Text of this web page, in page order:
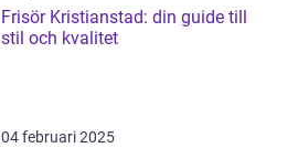
Frisör Kristianstad: din guide till
stil och kvalitet
04 februari 2025